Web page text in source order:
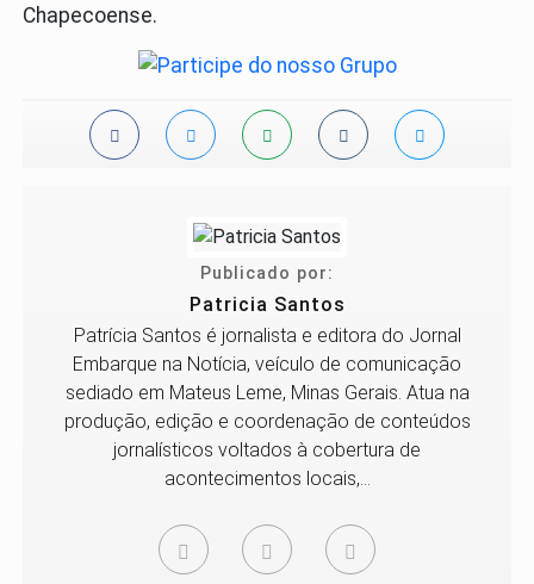
Chapecoense.
Publicado por:
Patricia Santos
Patrícia Santos é jornalista e editora do Jornal
Embarque na Notícia, veículo de comunicação
sediado em Mateus Leme, Minas Gerais. Atua na
produção, edição e coordenação de conteúdos
jornalísticos voltados à cobertura de
acontecimentos locais,...